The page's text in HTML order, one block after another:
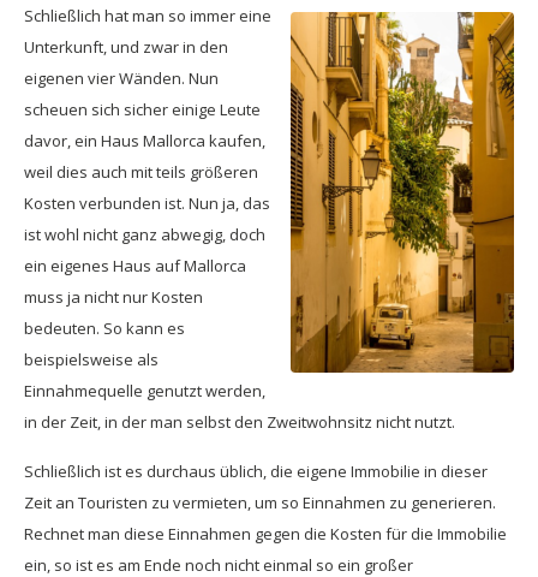
Schließlich hat man so immer eine
Unterkunft, und zwar in den
eigenen vier Wänden. Nun
scheuen sich sicher einige Leute
davor, ein Haus Mallorca kaufen,
weil dies auch mit teils größeren
Kosten verbunden ist. Nun ja, das
ist wohl nicht ganz abwegig, doch
ein eigenes Haus auf Mallorca
muss ja nicht nur Kosten
bedeuten. So kann es
beispielsweise als
Einnahmequelle genutzt werden,
in der Zeit, in der man selbst den Zweitwohnsitz nicht nutzt.
Schließlich ist es durchaus üblich, die eigene Immobilie in dieser
Zeit an Touristen zu vermieten, um so Einnahmen zu generieren.
Rechnet man diese Einnahmen gegen die Kosten für die Immobilie
ein, so ist es am Ende noch nicht einmal so ein großer